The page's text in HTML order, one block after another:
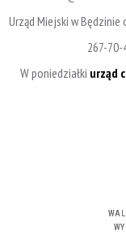
Urząd Miejski w
267-
W poniedziałki urząd